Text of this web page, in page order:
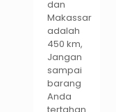
dan
Makassar
adalah
450 km,
Jangan
sampai
barang
Anda
tertahan